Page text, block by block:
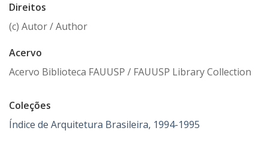
Direitos
(c) Autor / Author
Acervo
Acervo Biblioteca FAUUSP / FAUUSP Library Collection
Coleções
Índice de Arquitetura Brasileira, 1994-1995